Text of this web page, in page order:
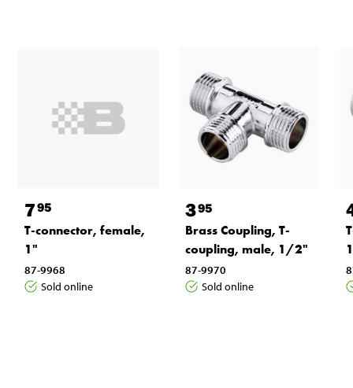
795
T-connector, female,
1"
87-9968
Sold online
395
Brass Coupling, T-
coupling, male, 1/2"
87-9970
Sold online